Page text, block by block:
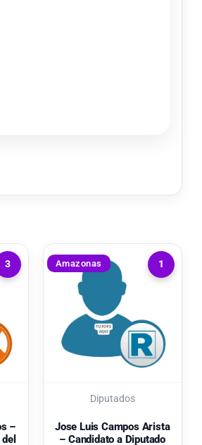
3
–
1
Amazonas
Diputados
Jose Luis Campos Arista
– Candidato a Diputado